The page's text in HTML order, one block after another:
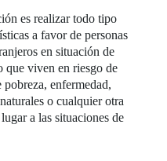
es realizar todo tipo
a favor de personas
en situación de
que viven en riesgo de
enfermedad,
o cualquier otra
a las situaciones de